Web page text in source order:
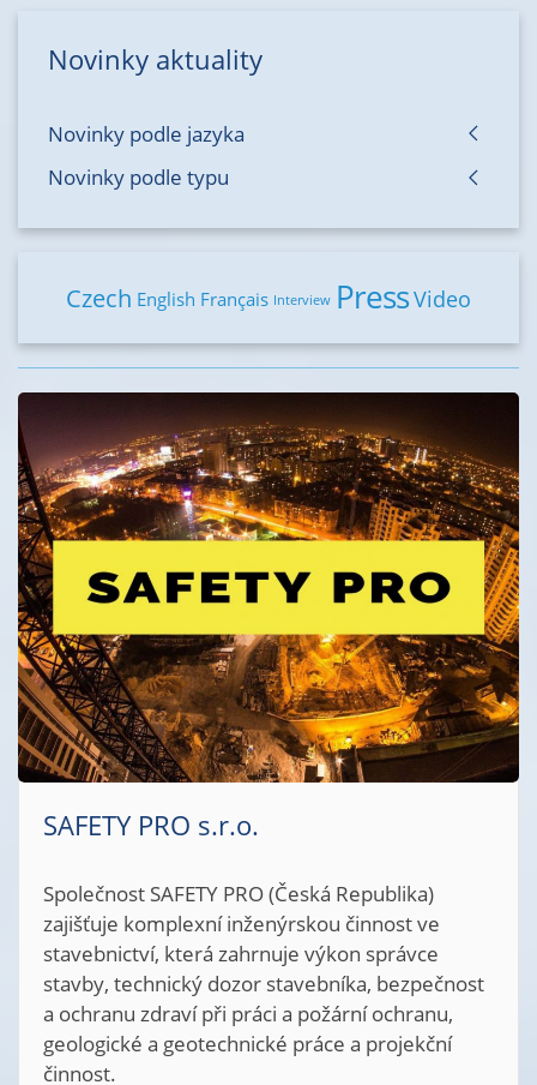
Novinky aktuality
Novinky podle jazyka
Novinky podle typu
Czech English Français Interview PressVideo
SAFETY PRO s.r.o.
Společnost SAFETY PRO (Česká Republika)
zajišťuje komplexní inženýrskou činnost ve
stavebnictví, která zahrnuje výkon správce
stavby, technický dozor stavebníka, bezpečnost
a ochranu zdraví při práci a požární ochranu,
geologické a geotechnické práce a projekční
činnost.